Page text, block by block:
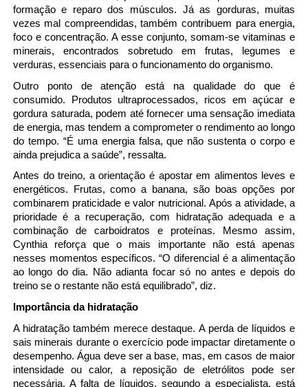
formação e reparo dos músculos. Já as gorduras, muitas
vezes mal compreendidas, também contribuem para energia,
foco e concentração. A esse conjunto, somam-se vitaminas e
minerais, encontrados sobretudo em frutas, legumes e
verduras, essenciais para o funcionamento do organismo.
Outro ponto de atenção está na qualidade do que é
consumido. Produtos ultraprocessados, ricos em açúcar e
gordura saturada, podem até fornecer uma sensação imediata
de energia, mas tendem a comprometer o rendimento ao longo
do tempo. “É uma energia falsa, que não sustenta o corpo e
ainda prejudica a saúde”, ressalta.
Antes do treino, a orientação é apostar em alimentos leves e
energéticos. Frutas, como a banana, são boas opções por
combinarem praticidade e valor nutricional. Após a atividade, a
prioridade é a recuperação, com hidratação adequada e a
combinação de carboidratos e proteínas. Mesmo assim,
Cynthia reforça que o mais importante não está apenas
nesses momentos específicos. “O diferencial é a alimentação
ao longo do dia. Não adianta focar só no antes e depois do
treino se o restante não está equilibrado”, diz.
Importância da hidratação
A hidratação também merece destaque. A perda de líquidos e
sais minerais durante o exercício pode impactar diretamente o
desempenho. Água deve ser a base, mas, em casos de maior
intensidade ou calor, a reposição de eletrólitos pode ser
necessária. A falta de líquidos, segundo a especialista, está